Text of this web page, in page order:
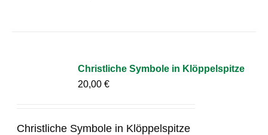
Christliche Symbole in Klöppelspitze
20,00€
Christliche Symbole in Klöppelspitze